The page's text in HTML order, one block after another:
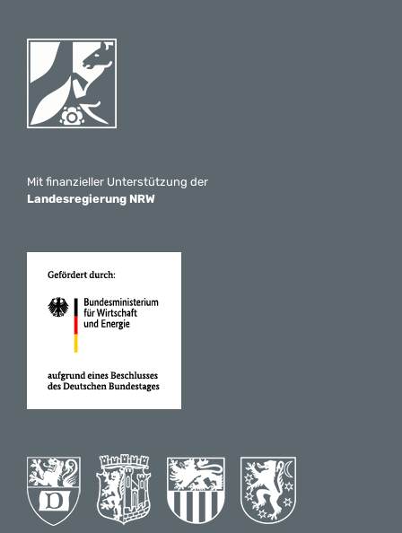
Mit finanzieller Unterstützung der
Landesregierung NRW